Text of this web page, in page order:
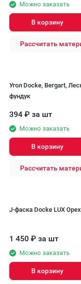
Можно заказать
В корзину
Рассчитать
Угол Docke, Bergart,
фундук
394 ₽ за шт
Можно заказать
В корзину
Рассчитать
J-фаска Docke LUX Орех
1 450 ₽ за шт
Можно заказать
В корзину